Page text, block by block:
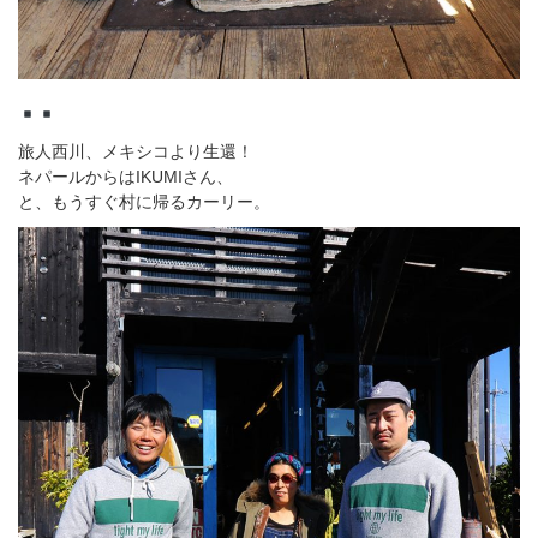
旅人西川、メキシコより生還！
ネパールからはIKUMIさん、
と、もうすぐ村に帰るカーリー。